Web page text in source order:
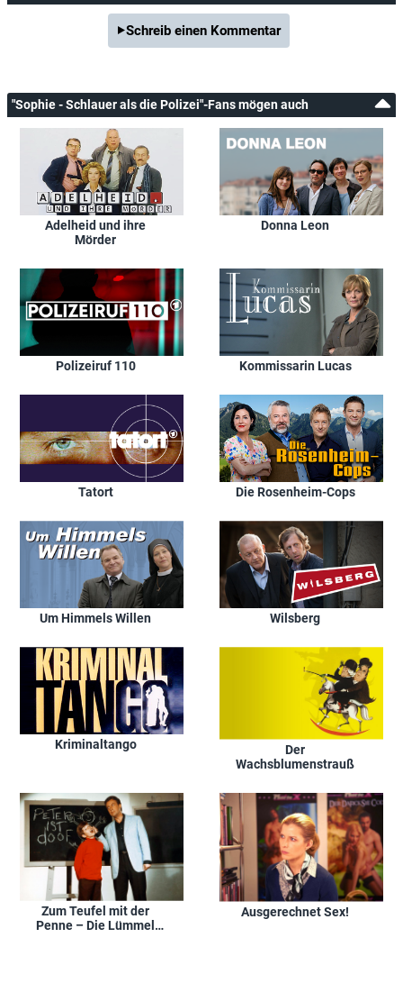
Schreib einen Kommentar
"Sophie - Schlauer als die Polizei"-Fans mögen auch
Adelheid und ihre
Mörder
Donna Leon
Polizeiruf 110 Kommissarin Lucas
Tatort Die Rosenheim-Cops
Um Himmels Willen Wilsberg
Kriminaltango
Der
Wachsblumenstrauß
Zum Teufel mit der
Penne – Die Lümmel
Ausgerechnet Sex!